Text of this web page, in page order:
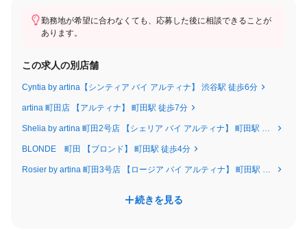
溝の口（残り2名）
町田（残り2名）
■artinaが選ばれる理由
①選択式の働き方をできる
【正社員or業務委託】希望の働き方を選ぶことができる。
②しっかり休める
完全週休2日・土日休み
勤務地が希望に合わなくても、応募した後に相談できることが
あります。
この求人の別店舗
Cyntia by artina【シンティア バイ アルティナ】 渋谷駅 徒歩6分
artina 町田店 【アルティナ】 町田駅 徒歩7分
Shelia by artina 町田2号店 【シェリア バイ アルティナ】 町田駅 徒歩4分
BLONDE 町田 【ブロンド】 町田駅 徒歩4分
Rosier by artina 町田3号店 【ロージア バイ アルティナ】 町田駅 徒歩3分
続きを見る